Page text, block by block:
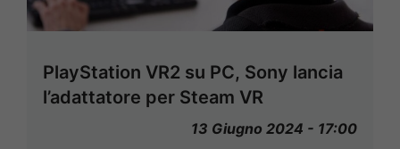
PlayStation VR2 su PC, Sony lancia
l’adattatore per Steam VR
13 Giugno 2024 - 17:00